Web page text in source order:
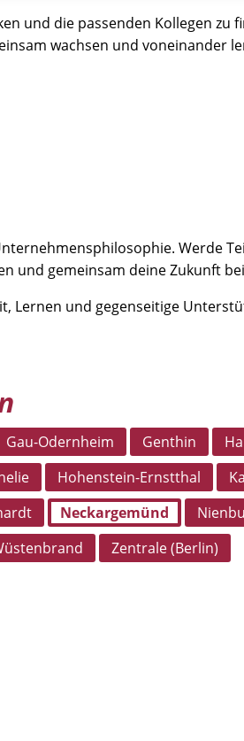
und die passenden Kollegen
wachsen und voneinander
Werde
und gemeinsam deine Zukunft
und gegenseitige
Gau-Odernheim Genthin
Hohenstein-Ernstthal
Neckargemünd
Zentrale (Berlin)